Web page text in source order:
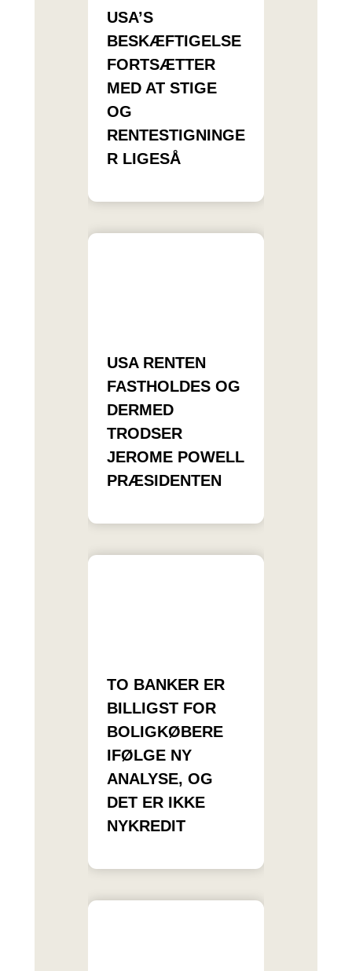
USA’S
BESKÆFTIGELSE
FORTSÆTTER
MED AT STIGE
OG
RENTESTIGNINGE
R LIGESÅ
USA RENTEN
FASTHOLDES OG
DERMED
TRODSER
JEROME POWELL
PRÆSIDENTEN
TO BANKER ER
BILLIGST FOR
BOLIGKØBERE
IFØLGE NY
ANALYSE, OG
DET ER IKKE
NYKREDIT